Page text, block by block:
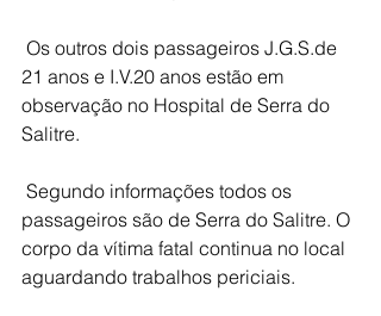
21 anos e I.V.20 anos estão em
observação no Hospital de Serra do
Salitre.
passageiros são de Serra do Salitre. O
corpo da vítima fatal continua no local
aguardando trabalhos periciais.